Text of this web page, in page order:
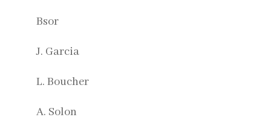
Bsor
J. Garcia
L. Boucher
A. Solon